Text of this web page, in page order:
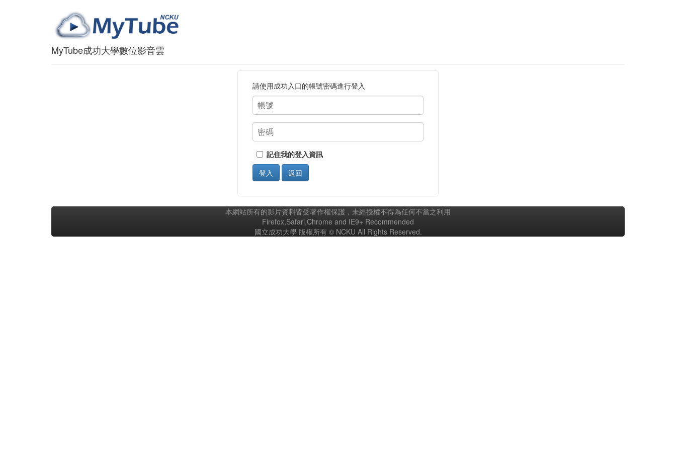
MyTube成功大學數位影音雲
請使用成功入口的帳號密碼進行登入
記住我的登入資訊
登入
返回
本網站所有的影片資料皆受著作權保護，未經授權不得為任何不當之利用
Firefox,Safari,Chrome and IE9+ Recommended
國立成功大學 版權所有 © NCKU All Rights Reserved.